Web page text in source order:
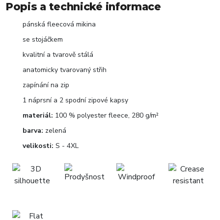
Popis a technické informace
pánská fleecová mikina
se stojáčkem
kvalitní a tvarově stálá
anatomicky tvarovaný střih
zapínání na zip
1 náprsní a 2 spodní zipové kapsy
materiál: 100 % polyester fleece, 280 g/m²
barva: zelená
velikosti: S - 4XL